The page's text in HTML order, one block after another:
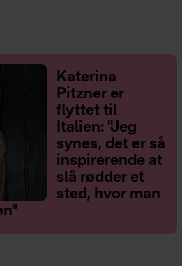
Katerina
Pitzner er
flyttet til
Italien: "Jeg
synes, det er så
inspirerende at
slå rødder et
sted, hvor man